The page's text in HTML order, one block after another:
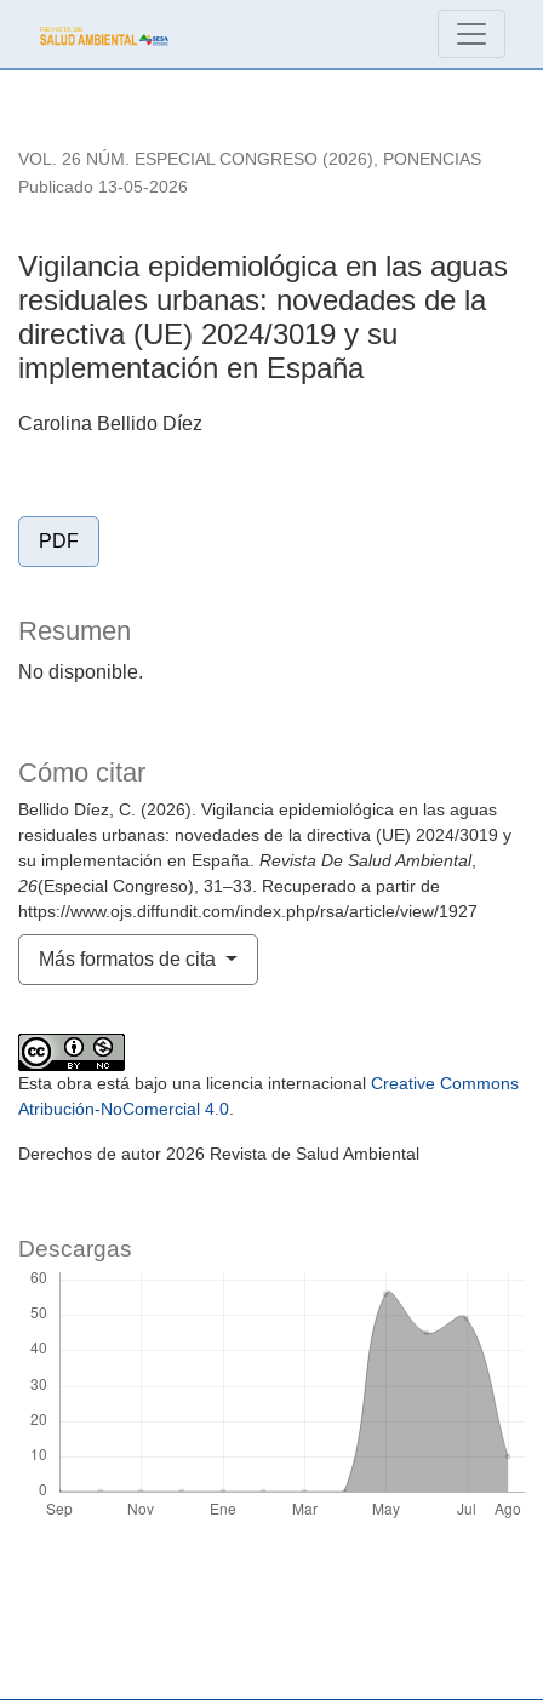
Vigilancia epidemiológica en las aguas residuales
VOL. 26 NÚM. ESPECIAL CONGRESO (2026), PONENCIAS
Vigilancia epidemiológica en las aguas
residuales urbanas: novedades de la
directiva (UE) 2024/3019 y su
implementación en España
Publicado 13-05-2026
Carolina Bellido Díez
PDF
Cómo citar
Bellido Díez, C. (2026). Vigilancia epidemiológica en las aguas
residuales urbanas: novedades de la directiva (UE) 2024/3019 y
su implementación en España. Revista De Salud Ambiental,
26(Especial Congreso), 31–33. Recuperado a partir de
https://www.ojs.diffundit.com/index.php/rsa/article/view/1927
Más formatos de cita
Resumen
No disponible.
Esta obra está bajo una licencia internacional Creative Commons
Atribución-NoComercial 4.0.
Derechos de autor 2026 Revista de Salud Ambiental
Descargas